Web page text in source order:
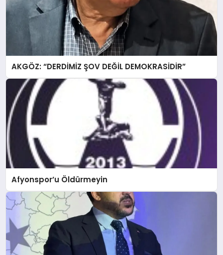
AKGÖZ: “DERDİMİZ ŞOV DEĞİL DEMOKRASİDİR”
Afyonspor’u Öldürmeyin